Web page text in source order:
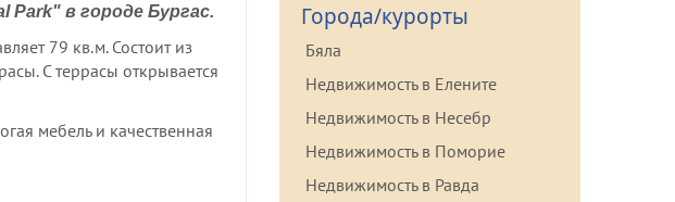
Park" в городе Бургас.
79 кв.м. Состоит из
С террасы открывается
мебель и качественная
Города/курорты
Бяла
Недвижимость в Елените
Недвижимость в Несебр
Недвижимость в Поморие
Недвижимость в Равда